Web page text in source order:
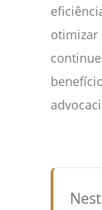
otimizar